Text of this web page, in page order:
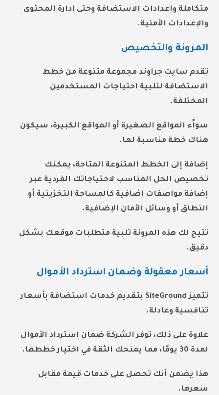
متكاملة وإعدادات الاستضافة وحتى إدارة المحتوى
والإعدادات الأمنية.
المرونة والتخصيص
تقدم سايت جراوند مجموعة متنوعة من خطط
الاستضافة لتلبية احتياجات المستخدمين
المختلفة.
سواًء المواقع الصغيرة أو المواقع الكبيرة، سيكون
هناك خطة مناسبة لها.
إضافة إلى الخطط المتنوعة المتاحة، يمكنك
تخصيص الحل المناسب لاحتياجاتك الفردية عبر
إضافة مواصفات إضافية كالمساحة التخزينية أو
النطاق أو وسائل الأمان الإضافية.
تتيح لك هذه المرونة تلبية متطلبات موقعك بشكل
دقيق.
أسعار معقولة وضمان استرداد الأموال
تتميز SiteGround بتقديم خدمات استضافة بأسعار
تنافسية وعادلة.
علاوة على ذلك، توفر الشركة ضمان استرداد الأموال
لمدة 30 يومًا، مما يمنحك الثقة في اختيار خططها.
هذا يضمن أنك تحصل على خدمات قيمة مقابل
سعرها.